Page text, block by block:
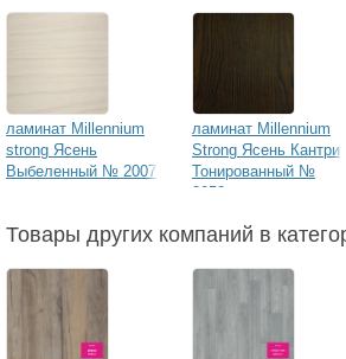
ламинат Millennium
strong Ясень
Выбеленный № 2007
ламинат Millennium
Strong Ясень Кантри
Тонированный №
2052
Товары других компаний в